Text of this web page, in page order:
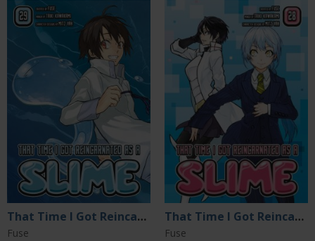
That Time I Got Reincarnated as a Slime 29
Fuse
That Time I Got Reincarnated as a Slime 28
Fuse